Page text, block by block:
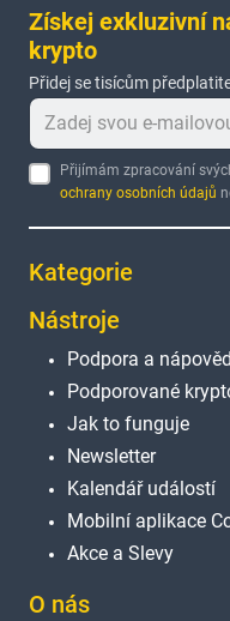
Získej exkluzivní
krypto
Přidej se tisícům
Přijímám zpracování
ochrany osobních údajů
Kategorie
Nástroje
Podpora a
Podporované
Jak to funguje
Newsletter
Kalendář událostí
Mobilní aplikace
Akce a Slevy
O nás